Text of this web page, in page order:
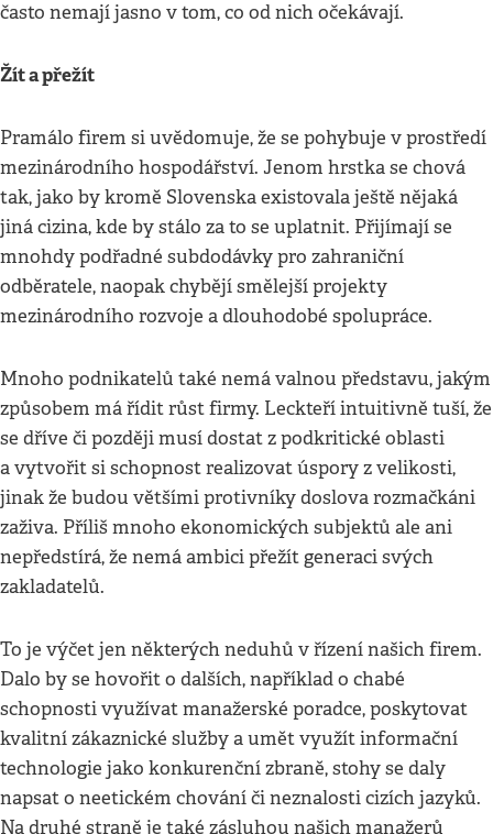
často nemají jasno v tom, co od nich očekávají.
Žít a přežít
Pramálo firem si uvědomuje, že se pohybuje v prostředí
mezinárodního hospodářství. Jenom hrstka se chová
tak, jako by kromě Slovenska existovala ještě nějaká
jiná cizina, kde by stálo za to se uplatnit. Přijímají se
mnohdy podřadné subdodávky pro zahraniční
odběratele, naopak chybějí smělejší projekty
mezinárodního rozvoje a dlouhodobé spolupráce.
Mnoho podnikatelů také nemá valnou představu, jakým
způsobem má řídit růst firmy. Leckteří intuitivně tuší, že
se dříve či později musí dostat z podkritické oblasti
a vytvořit si schopnost realizovat úspory z velikosti,
jinak že budou většími protivníky doslova rozmačkáni
zaživa. Příliš mnoho ekonomických subjektů ale ani
nepředstírá, že nemá ambici přežít generaci svých
zakladatelů.
To je výčet jen některých neduhů v řízení našich firem.
Dalo by se hovořit o dalších, například o chabé
schopnosti využívat manažerské poradce, poskytovat
kvalitní zákaznické služby a umět využít informační
technologie jako konkurenční zbraně, stohy se daly
napsat o neetickém chování či neznalosti cizích jazyků.
Na druhé straně je také zásluhou našich manažerů